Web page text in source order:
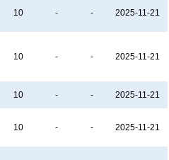
10 - - 2025-11-21
10 - - 2025-11-21
10 - - 2025-11-21
10 - - 2025-11-21